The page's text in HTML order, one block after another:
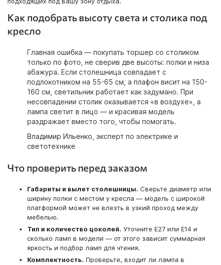
Как подобрать высоту света и столика под
кресло
Главная ошибка — покупать торшер со столиком
только по фото, не сверив две высоты: полки и низа
абажура. Если столешница совпадает с
подлокотником на 55-65 см, а плафон висит на 150-
160 см, светильник работает как задумано. При
несовпадении столик оказывается «в воздухе», а
лампа светит в лицо — и красивая модель
раздражает вместо того, чтобы помогать.
Владимир Ильенко , эксперт по электрике и
светотехнике
Что проверить перед заказом
Габариты и вылет столешницы. Сверьте диаметр или
ширину полки с местом у кресла — модель с широкой
платформой может не влезть в узкий проход между
мебелью.
Тип и количество цоколей. Уточните E27 или E14 и
сколько ламп в модели — от этого зависит суммарная
яркость и подбор ламп для чтения.
Комплектность. Проверьте, входит ли лампа в